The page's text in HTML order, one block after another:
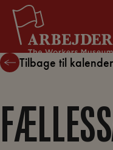
Hop
indholdet
Tilbage til